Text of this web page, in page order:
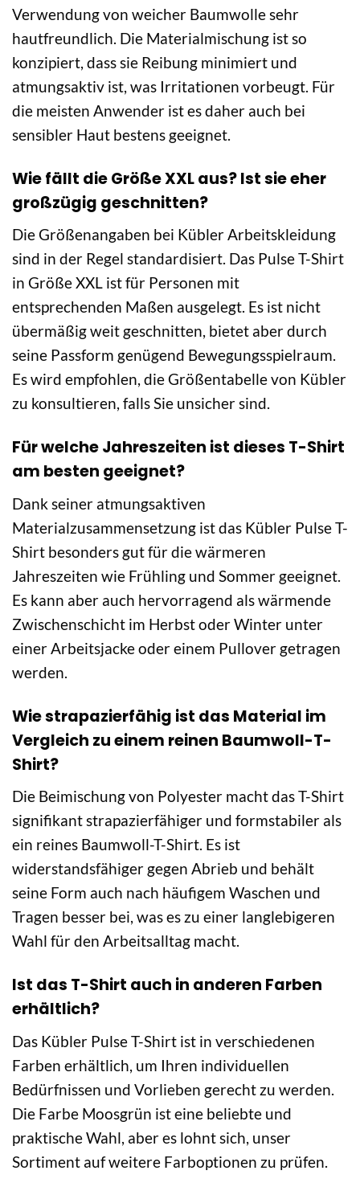
Verwendung von weicher Baumwolle sehr
hautfreundlich. Die Materialmischung ist so
konzipiert, dass sie Reibung minimiert und
atmungsaktiv ist, was Irritationen vorbeugt. Für
die meisten Anwender ist es daher auch bei
sensibler Haut bestens geeignet.
Wie fällt die Größe XXL aus? Ist sie eher
großzügig geschnitten?
Die Größenangaben bei Kübler Arbeitskleidung
sind in der Regel standardisiert. Das Pulse T-Shirt
in Größe XXL ist für Personen mit
entsprechenden Maßen ausgelegt. Es ist nicht
übermäßig weit geschnitten, bietet aber durch
seine Passform genügend Bewegungsspielraum.
Es wird empfohlen, die Größentabelle von Kübler
zu konsultieren, falls Sie unsicher sind.
Für welche Jahreszeiten ist dieses T-Shirt
am besten geeignet?
Dank seiner atmungsaktiven
Materialzusammensetzung ist das Kübler Pulse T-
Shirt besonders gut für die wärmeren
Jahreszeiten wie Frühling und Sommer geeignet.
Es kann aber auch hervorragend als wärmende
Zwischenschicht im Herbst oder Winter unter
einer Arbeitsjacke oder einem Pullover getragen
werden.
Wie strapazierfähig ist das Material im
Vergleich zu einem reinen Baumwoll-T-
Shirt?
Die Beimischung von Polyester macht das T-Shirt
signifikant strapazierfähiger und formstabiler als
ein reines Baumwoll-T-Shirt. Es ist
widerstandsfähiger gegen Abrieb und behält
seine Form auch nach häufigem Waschen und
Tragen besser bei, was es zu einer langlebigeren
Wahl für den Arbeitsalltag macht.
Ist das T-Shirt auch in anderen Farben
erhältlich?
Das Kübler Pulse T-Shirt ist in verschiedenen
Farben erhältlich, um Ihren individuellen
Bedürfnissen und Vorlieben gerecht zu werden.
Die Farbe Moosgrün ist eine beliebte und
praktische Wahl, aber es lohnt sich, unser
Sortiment auf weitere Farboptionen zu prüfen.